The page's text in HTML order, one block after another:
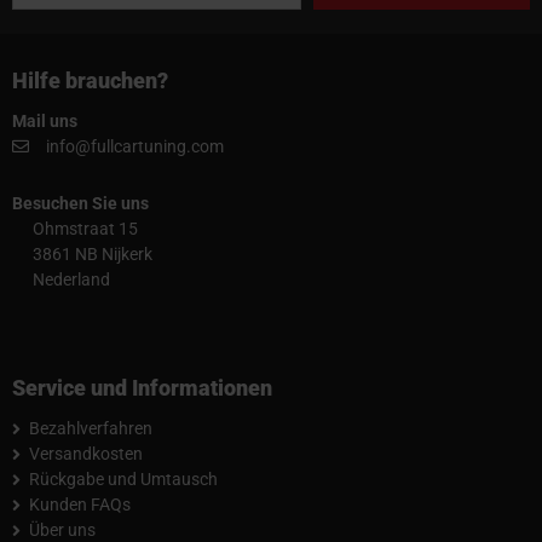
Hilfe brauchen?
Mail uns
info@fullcartuning.com
Besuchen Sie uns
Ohmstraat 15
3861 NB Nijkerk
Nederland
Service und Informationen
Bezahlverfahren
Versandkosten
Rückgabe und Umtausch
Kunden FAQs
Über uns